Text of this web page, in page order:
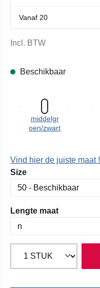
Vanaf 20
Incl. BTW
Beschikbaar
middelgr
oen/zwart
Vind hier de juiste maat !
Selecteer
Size
Selecteer
Lengte maat